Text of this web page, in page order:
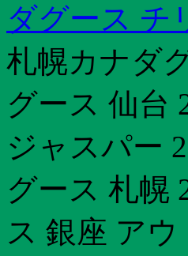
ダグース チ
札幌カナダ
グース 仙台
ジャスパー
グース 札幌
ス 銀座 ア